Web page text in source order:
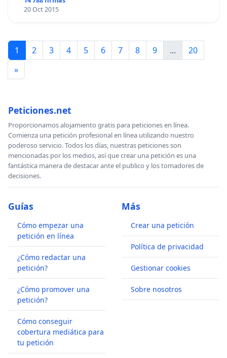
20 Oct 2015
1 2 3 4 5 6 7 8 9 ...
20
»
Peticiones.net
Proporcionamos alojamiento gratis para peticiones en línea.
Comienza una petición profesional en línea utilizando nuestro
poderoso servicio. Todos los días, nuestras peticiones son
mencionadas por los medios, así que crear una petición es una
fantástica manera de destacar ante el publico y los tomadores de
decisiones.
Guías
Cómo empezar una
petición en línea
¿Cómo redactar una
petición?
¿Cómo promover una
petición?
Cómo conseguir
cobertura mediática para
tu petición
Más
Crear una petición
Política de privacidad
Gestionar cookies
Sobre nosotros